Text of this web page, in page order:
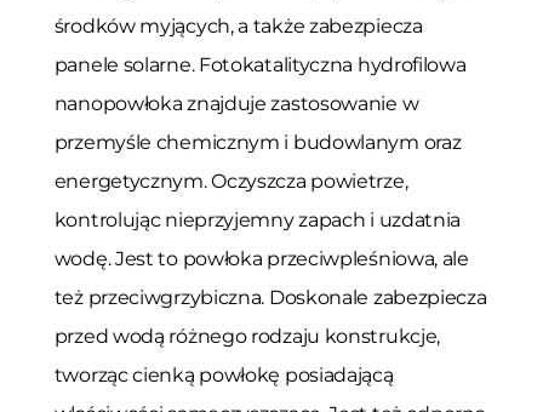
środków myjących, a także zabezpiecza
panele solarne. Fotokatalityczna hydrofilowa
nanopowłoka znajduje zastosowanie w
przemyśle chemicznym i budowlanym oraz
energetycznym. Oczyszcza powietrze,
kontrolując nieprzyjemny zapach i uzdatnia
wodę. Jest to powłoka przeciwpleśniowa, ale
też przeciwgrzybiczna. Doskonale zabezpiecza
przed wodą różnego rodzaju konstrukcje,
tworząc cienką powłokę posiadającą